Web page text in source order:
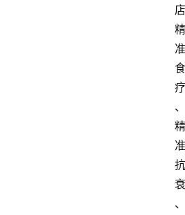
店
精
准
食
疗
、
精
准
抗
衰
、